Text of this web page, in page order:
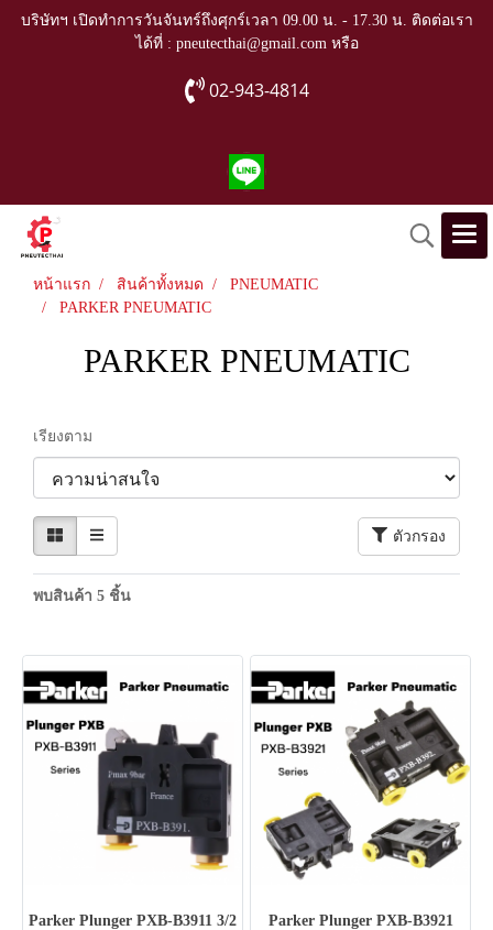
บริษัทฯ เปิดทำการวันจันทร์ถึงศุกร์เวลา 09.00 น. - 17.30 น. ติดต่อเรา
ได้ที่ : pneutecthai@gmail.com หรือ
02-943-4814
หน้าแรก สินค้าทั้งหมด
PNEUMATIC
PARKER PNEUMATIC
PARKER PNEUMATIC
เรียงตาม
ตัวกรอง
พบสินค้า 5 ชิ้น
Parker Plunger PXB-B3911 3/2
Parker Plunger PXB-B3921